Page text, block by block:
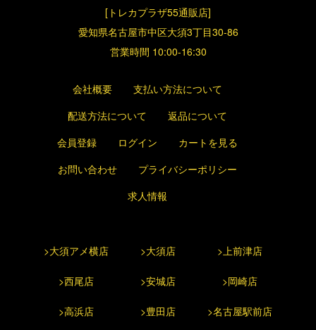
[トレカプラザ55通販店]
愛知県名古屋市中区大須3丁目30-86
営業時間 10:00-16:30
会社概要
支払い方法について
配送方法について
返品について
会員登録
ログイン
カートを見る
お問い合わせ
プライバシーポリシー
求人情報
>大須アメ横店 >大須店 >上前津店
>西尾店 >安城店 >岡崎店
>高浜店 >豊田店 >名古屋駅前店